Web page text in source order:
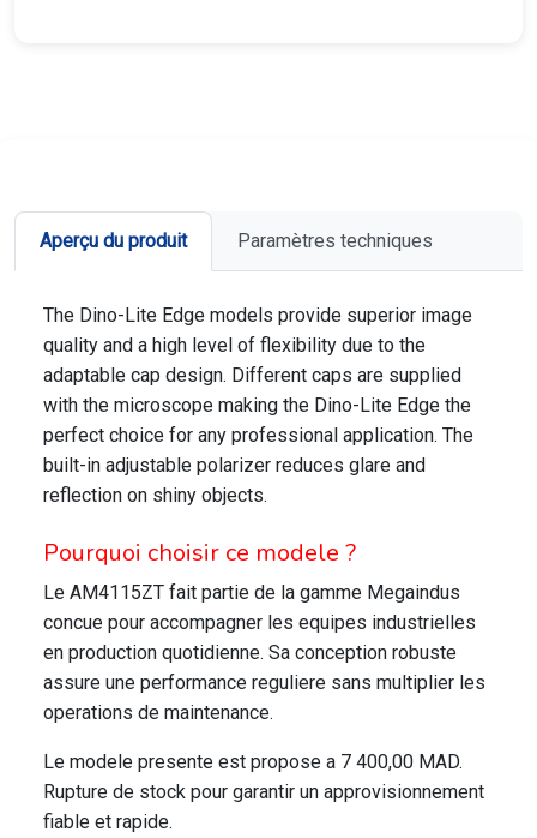
Aperçu du produit Paramètres techniques
The Dino-Lite Edge models provide superior image
quality and a high level of flexibility due to the
adaptable cap design. Different caps are supplied
with the microscope making the Dino-Lite Edge the
perfect choice for any professional application. The
built-in adjustable polarizer reduces glare and
reflection on shiny objects.
Pourquoi choisir ce modele ?
Le AM4115ZT fait partie de la gamme Megaindus
concue pour accompagner les equipes industrielles
en production quotidienne. Sa conception robuste
assure une performance reguliere sans multiplier les
operations de maintenance.
Le modele presente est propose a 7 400,00 MAD.
Rupture de stock pour garantir un approvisionnement
fiable et rapide.